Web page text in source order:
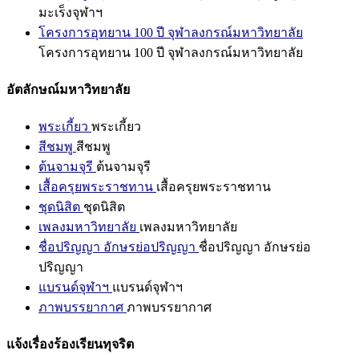
มะเร็งจุฬาฯ
โครงการอุทยาน 100 ปี จุฬาลงกรณ์มหาวิทยาลัย
โครงการอุทยาน 100 ปี จุฬาลงกรณ์มหาวิทยาลัย
อัตลักษณ์มหาวิทยาลัย
พระเกี้ยว พระเกี้ยว
สีชมพู สีชมพู
ต้นจามจุรี ต้นจามจุรี
เสื้อครุยพระราชทาน เสื้อครุยพระราชทาน
ชุดนิสิต ชุดนิสิต
เพลงมหาวิทยาลัย เพลงมหาวิทยาลัย
ชื่อปริญญา อักษรย่อปริญญา ชื่อปริญญา อักษรย่อ
ปริญญา
แบรนด์จุฬาฯ แบรนด์จุฬาฯ
ภาพบรรยากาศ ภาพบรรยากาศ
แจ้งเรื่องร้องเรียนทุจริต